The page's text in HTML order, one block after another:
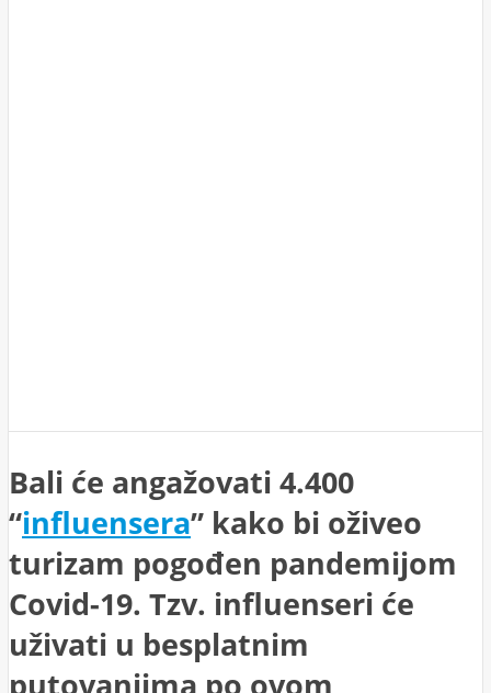
Bali će angažovati 4.400
“influensera” kako bi oživeo
turizam pogođen pandemijom
Covid-19. Tzv. influenseri će
uživati u besplatnim
putovanjima po ovom